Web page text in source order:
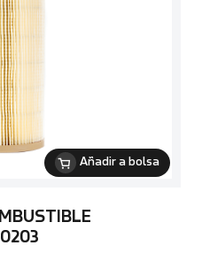
Añadir a bolsa